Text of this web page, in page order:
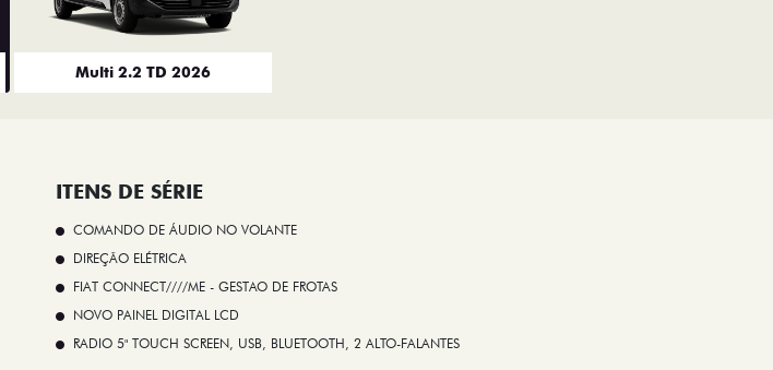
Multi 2.2 TD 2026
ITENS DE SÉRIE
COMANDO DE ÁUDIO NO VOLANTE
DIREÇÃO ELÉTRICA
FIAT CONNECT////ME - GESTAO DE FROTAS
NOVO PAINEL DIGITAL LCD
RADIO 5" TOUCH SCREEN, USB, BLUETOOTH, 2 ALTO-FALANTES